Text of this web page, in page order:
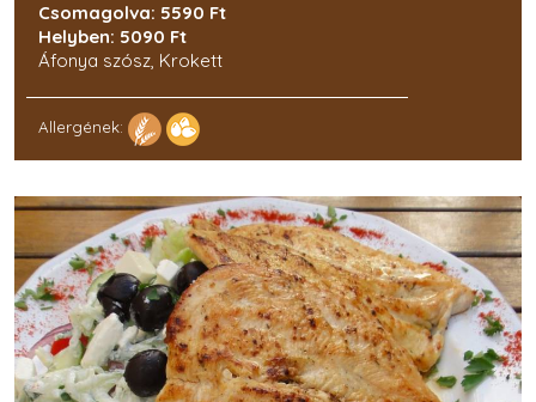
Csomagolva: 5590 Ft
Helyben: 5090 Ft
Áfonya szósz, Krokett
Allergének: